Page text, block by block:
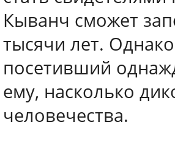
Кыванч сможет
тысячи лет.
посетивший
ему, насколько
человечества.